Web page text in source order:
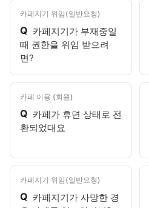
카페지기 위임(일반요청)
Q 카페지기가 부재중일
때 권한을 위임 받으려
면?
카페 이용 (회원)
Q 카페가 휴면 상태로 전
환되었대요
카페지기 위임(일반요청)
Q 카페지기가 사망한 경